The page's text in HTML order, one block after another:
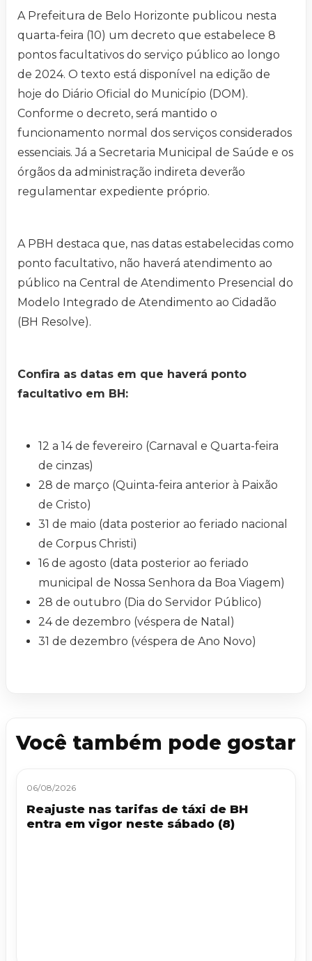
A Prefeitura de Belo Horizonte publicou nesta
quarta-feira (10) um decreto que estabelece 8
pontos facultativos do serviço público ao longo
de 2024. O texto está disponível na edição de
hoje do Diário Oficial do Município (DOM).
Conforme o decreto, será mantido o
funcionamento normal dos serviços considerados
essenciais. Já a Secretaria Municipal de Saúde e os
órgãos da administração indireta deverão
regulamentar expediente próprio.
A PBH destaca que, nas datas estabelecidas como
ponto facultativo, não haverá atendimento ao
público na Central de Atendimento Presencial do
Modelo Integrado de Atendimento ao Cidadão
(BH Resolve).
Confira as datas em que haverá ponto
facultativo em BH:
12 a 14 de fevereiro (Carnaval e Quarta-feira
de cinzas)
28 de março (Quinta-feira anterior à Paixão
de Cristo)
31 de maio (data posterior ao feriado nacional
de Corpus Christi)
16 de agosto (data posterior ao feriado
municipal de Nossa Senhora da Boa Viagem)
28 de outubro (Dia do Servidor Público)
24 de dezembro (véspera de Natal)
31 de dezembro (véspera de Ano Novo)
Você também pode gostar
06/08/2026
Reajuste nas tarifas de táxi de BH
entra em vigor neste sábado (8)